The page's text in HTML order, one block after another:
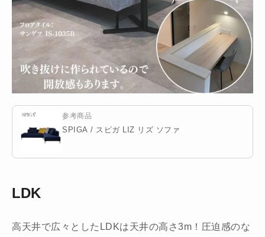
参考商品
SPIGA / スピガ LIZ リズ ソファ
LDK
高天井で広々としたLDKは天井の高さ3m！圧迫感のな